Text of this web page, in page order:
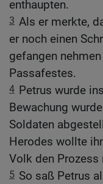
enthaupten.
3 Als er merkte,
er noch einen
gefangen
Passafestes.
4 Petrus wurde
Bewachung
Soldaten
Herodes wollte
Volk den Prozess
5 So saß Petrus